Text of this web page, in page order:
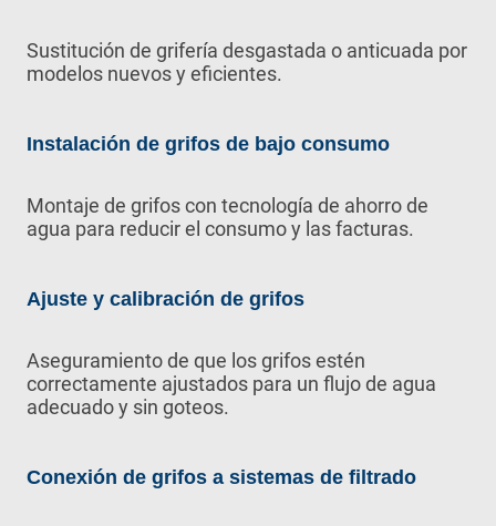
Sustitución de grifería desgastada o anticuada por
modelos nuevos y eficientes.
Instalación de grifos de bajo consumo
Montaje de grifos con tecnología de ahorro de
agua para reducir el consumo y las facturas.
Ajuste y calibración de grifos
Aseguramiento de que los grifos estén
correctamente ajustados para un flujo de agua
adecuado y sin goteos.
Conexión de grifos a sistemas de filtrado